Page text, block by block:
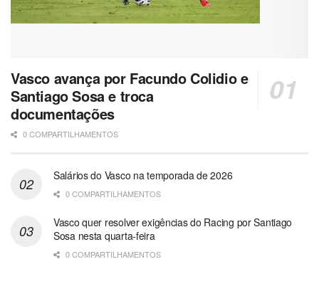
Vasco avança por Facundo Colidio e
Santiago Sosa e troca
documentações
0 COMPARTILHAMENTOS
Salários do Vasco na temporada de 2026
0 COMPARTILHAMENTOS
Vasco quer resolver exigências do Racing por Santiago
Sosa nesta quarta-feira
0 COMPARTILHAMENTOS